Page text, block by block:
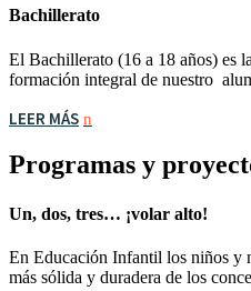
Bachillerato
El Bachillerato (16 a 18 años) es
formación integral de nuestro
LEER MÁS
Programas y
Un, dos, tres… ¡volar alto!
En Educación Infantil los niños y
más sólida y duradera de los